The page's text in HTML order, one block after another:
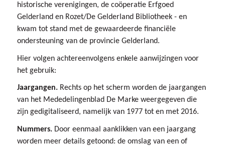
historische verenigingen, de coöperatie Erfgoed
Gelderland en Rozet/De Gelderland Bibliotheek - en
kwam tot stand met de gewaardeerde financiële
ondersteuning van de provincie Gelderland.
Hier volgen achtereenvolgens enkele aanwijzingen voor
het gebruik:
Jaargangen. Rechts op het scherm worden de jaargangen
van het Mededelingenblad De Marke weergegeven die
zijn gedigitaliseerd, namelijk van 1977 tot en met 2016.
Nummers. Door eenmaal aanklikken van een jaargang
worden meer details getoond: de omslag van een of